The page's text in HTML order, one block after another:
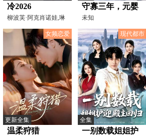
冷2026
柳波芙·阿克肖诺娃,琳
达·拉宾什,彼得·费
守寡三年，元婴
夫君回来了第五
季
未知
女频恋爱
更新全集
温柔狩猎
现代都市
全集
一别数载姐姐护